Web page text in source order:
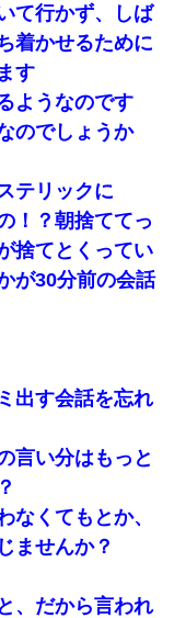
て行かず、しば
着かせるために
す
ようなのです
のでしょうか
テリックに
！？朝捨ててっ
捨てとくってい
が30分前の会話
出す会話を忘れ
言い分はもっと
なくてもとか、
ませんか？
、だから言われ